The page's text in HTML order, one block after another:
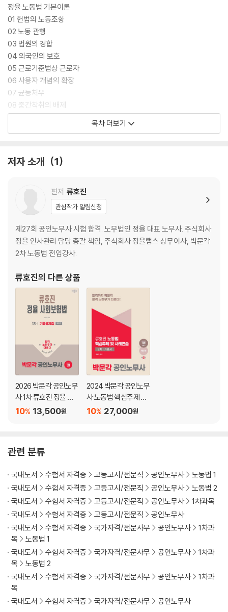
록 교재를 구성하였습니다. 본 교재를 활용하여 GS-1, 2, 3기를 거쳐 실제
2차 시험에서 노동법 점수가 60점을 넘을 수 있는 결과를 얻을 수 있도록
도움이 되었으면 합니다.
정율 노동법 기본이론
01 헌법의 노동조항
02 노동 관행
03 법원의 경합
04 외국인의 보호
05 근로기준법상 근로자
06 사용자 개념의 확장
07 균등처우
08 중간착취의 배제
09 근로기준법의 적용범위
13 근로조건 명시의무
15 사이닝 보너스
17 시용
18 취업규칙
19 평균임금
20 통상임금
22 도급사업에서의 사용자 책임 특례규정
23 휴업수당 및 임금채권 우선변제
24 근로시간
25 연장근로
26 주휴일
28 연차유급휴가
29 근로시간·휴게·휴일의 적용제외
30 전직
31 전적
32 휴직
33 직위해제(대기발령)
36 영업양도
37 용역업체 변경에 따른 근로자 고용승계 기대권
38 진의·비진의 의사표시
39 해고
40 해고금지 기간
41 경영상 이유에 의한 해고
42 퇴직금 분할약정
43 갱신기대권
44 기간제법 예외사유(촉탁직)
45 파견과 도급의 구별
46 차별시정제도
47 기간제 근로자의 차별
48 일·가정 양립 지원을 위한 배려의무
49 부당해고 구제신청 관련 쟁점
목차 더보기
저자 소개 1
편저 류호진
관심작가 알림신청
제27회 공인노무사 시험 합격. 노무법인 정율 대표 노무사. 주식회사
정율 인사관리 담당 총괄 책임, 주식회사 정율랩스 상무이사, 박문각
2차 노동법 전임강사.
류호진의 다른 상품
2026 박문각 공인노무
사 1차 류호진 정율 사
회보험법 기출문제집
13,500원
10%
2024 박문각 공인노무
사 노동법 핵심주제 및
사례연습27,000원
10%
관련 분류
국내도서 수험서 자격증 고등고시/전문직 공인노무사
노동법 1
국내도서
수험서 자격증 고등고시/전문직 공인노무사
노동법 2
국내도서
수험서 자격증 고등고시/전문직 공인노무사
1차과목
국내도서
수험서 자격증 고등고시/전문직
공인노무사
국내도서
수험서 자격증 국가자격/전문사무 공인노무사
1차과
목
노동법 1
국내도서
수험서 자격증 국가자격/전문사무 공인노무사
1차과
목
노동법 2
국내도서
수험서 자격증 국가자격/전문사무 공인노무사
1차과
목
국내도서
수험서 자격증 국가자격/전문사무 공인노무사